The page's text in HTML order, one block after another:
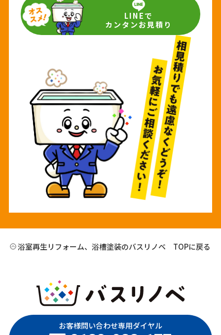
LINEで
カンタンお見積り
浴室再生リフォーム、浴槽塗装のバスリノベ TOPに戻る
お客様問い合わせ専用ダイヤル